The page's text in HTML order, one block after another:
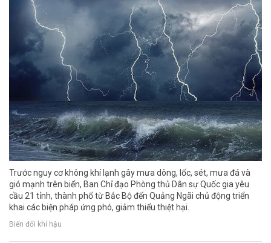
Trước nguy cơ không khí lạnh gây mưa dông, lốc, sét, mưa đá và
gió mạnh trên biển, Ban Chỉ đạo Phòng thủ Dân sự Quốc gia yêu
cầu 21 tỉnh, thành phố từ Bắc Bộ đến Quảng Ngãi chủ động triển
khai các biện pháp ứng phó, giảm thiểu thiệt hại.
Biến đổi khí hậu